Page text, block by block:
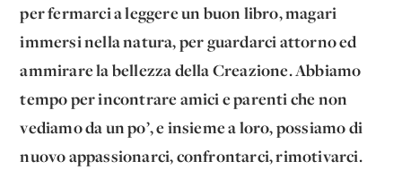
per fermarci a leggere un buon libro, magari
immersi nella natura, per guardarci attorno ed
ammirare la bellezza della Creazione. Abbiamo
tempo per incontrare amici e parenti che non
vediamo da un po’, e insieme a loro, possiamo di
nuovo appassionarci, confrontarci, rimotivarci.